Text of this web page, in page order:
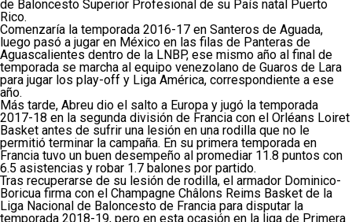
de Baloncesto Superior Profesional de su País natal Puerto
Rico.
Comenzaría la temporada 2016-17 en Santeros de Aguada,
luego pasó a jugar en México en las filas de Panteras de
Aguascalientes dentro de la LNBP, ese mismo año al final de
temporada se marcha al equipo venezolano de Guaros de Lara
para jugar los play-off y Liga América, correspondiente a ese
año.
Más tarde, Abreu dio el salto a Europa y jugó la temporada
2017-18 en la segunda división de Francia con el Orléans Loiret
Basket antes de sufrir una lesión en una rodilla que no le
permitió terminar la campaña. En su primera temporada en
Francia tuvo un buen desempeño al promediar 11.8 puntos con
6.5 asistencias y robar 1.7 balones por partido.
Tras recuperarse de su lesión de rodilla, el armador Dominico-
Boricua firma con el Champagne Châlons Reims Basket de la
Liga Nacional de Baloncesto de Francia para disputar la
temporada 2018-19, pero en esta ocasión en la liga de Primera